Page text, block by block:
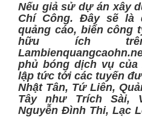
Nếu giả sử dự án xây
Chí Công. Đây sẽ là
quảng cáo, biển công
hữu ích
phủ bóng dịch vụ của
lập tức tới các tuyến
Nhật Tân, Tứ Liên,
Tây như Trích Sài,
Nguyễn Đình Thi, Lạc